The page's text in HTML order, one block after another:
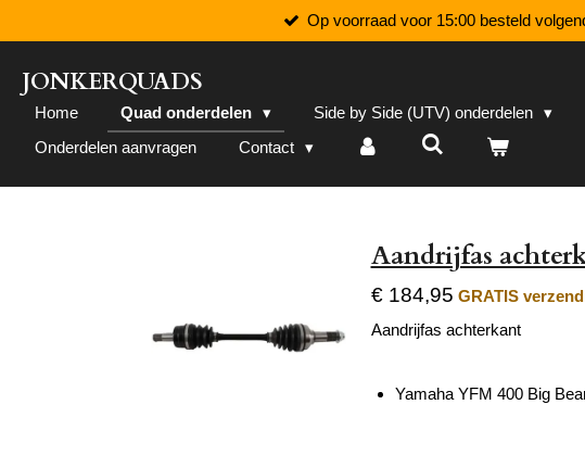
direct
naar
de
hoofdinhoud
Op voorraad voor 15:00 besteld
JONKERQUADS
Home Quad onderdelen Side by Side (UTV) onderdelen
Onderdelen aanvragen
Contact
Aandrijfas
€ 184,95 GRATIS
Aandrijfas achterkant
Yamaha YFM 400 Big